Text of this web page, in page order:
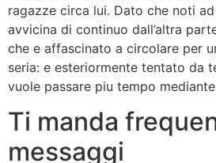
ragazze circa lui. Dato che noti
avvicina di continuo dall’altra
che e affascinato a circolare per
seria: e esteriormente tentato da
vuole passare piu tempo
Ti manda
messaggi